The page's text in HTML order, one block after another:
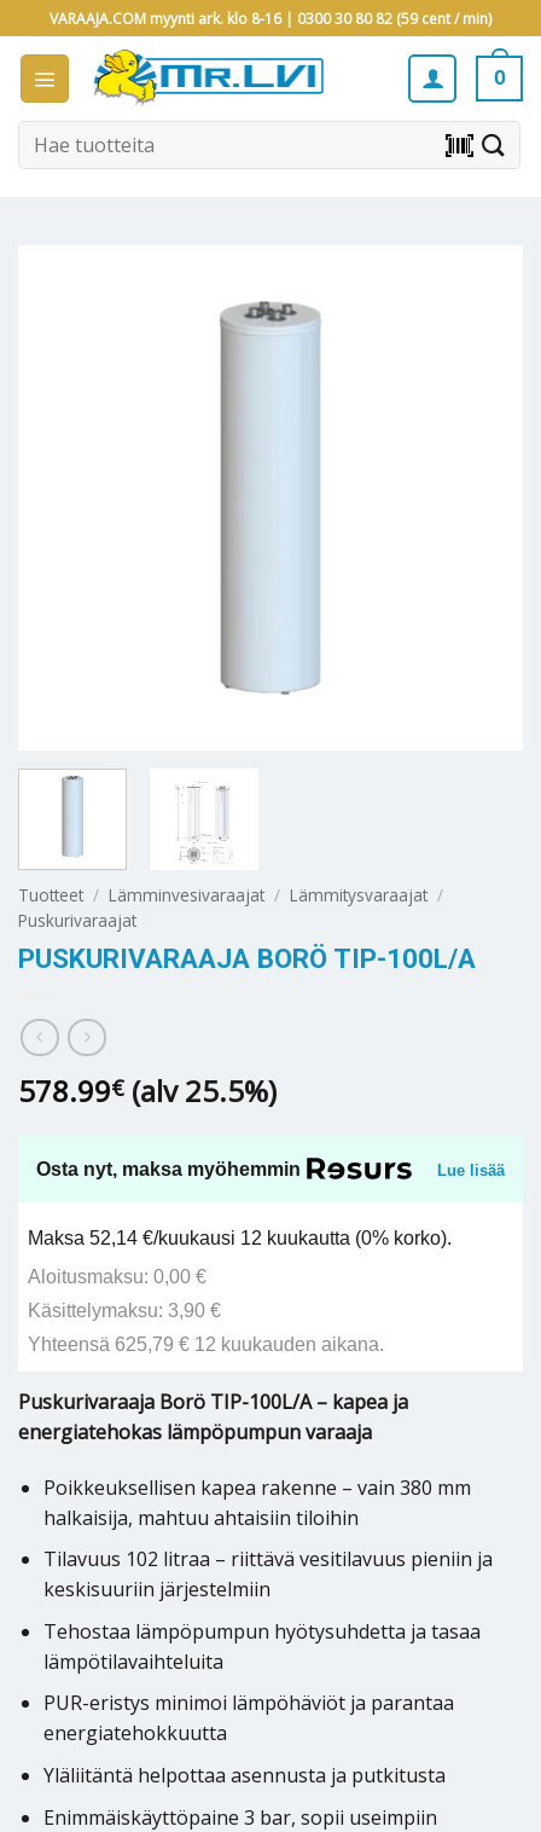
to
content
VARAAJA.COM myynti ark. klo 8-16 | 0300 30 80 82 (59 cent / min)
0
Etsi: barcode_scanner
Tuotteet / Lämminvesivaraajat / Lämmitysvaraajat /
Puskurivaraajat
PUSKURIVARAAJA BORÖ TIP-100L/A
578.99€ (alv 25.5%)
Osta nyt, maksa myöhemmin Lue lisää
Maksa 52,14 €/kuukausi 12 kuukautta (0% korko).
Aloitusmaksu: 0,00 €
Käsittelymaksu: 3,90 €
Yhteensä 625,79 € 12 kuukauden aikana.
Puskurivaraaja Borö TIP-100L/A – kapea ja
energiatehokas lämpöpumpun varaaja
Poikkeuksellisen kapea rakenne – vain 380 mm
halkaisija, mahtuu ahtaisiin tiloihin
Tilavuus 102 litraa – riittävä vesitilavuus pieniin ja
keskisuuriin järjestelmiin
Tehostaa lämpöpumpun hyötysuhdetta ja tasaa
lämpötilavaihteluita
PUR-eristys minimoi lämpöhäviöt ja parantaa
energiatehokkuutta
Yläliitäntä helpottaa asennusta ja putkitusta
Enimmäiskäyttöpaine 3 bar, sopii useimpiin